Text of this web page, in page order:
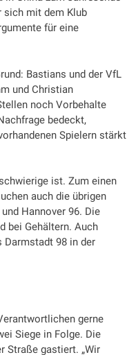
sich mit dem Klub
für eine
Bastians und der VfL
und Christian
noch Vorbehalte
bedeckt,
Spielern stärkt
ist. Zum einen
auch die übrigen
Hannover 96. Die
bei Gehältern. Auch
Darmstadt 98 in der
gerne
Siege in Folge. Die
Straße gastiert. „Wir